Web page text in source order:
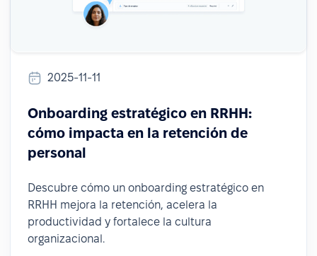
2025-11-11
Onboarding estratégico en RRHH:
cómo impacta en la retención de
personal
Descubre cómo un onboarding estratégico en
RRHH mejora la retención, acelera la
productividad y fortalece la cultura
organizacional.